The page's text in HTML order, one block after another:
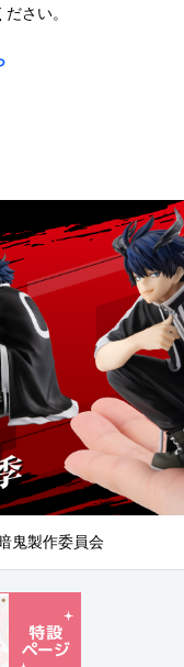
さい。
鬼製作委員会